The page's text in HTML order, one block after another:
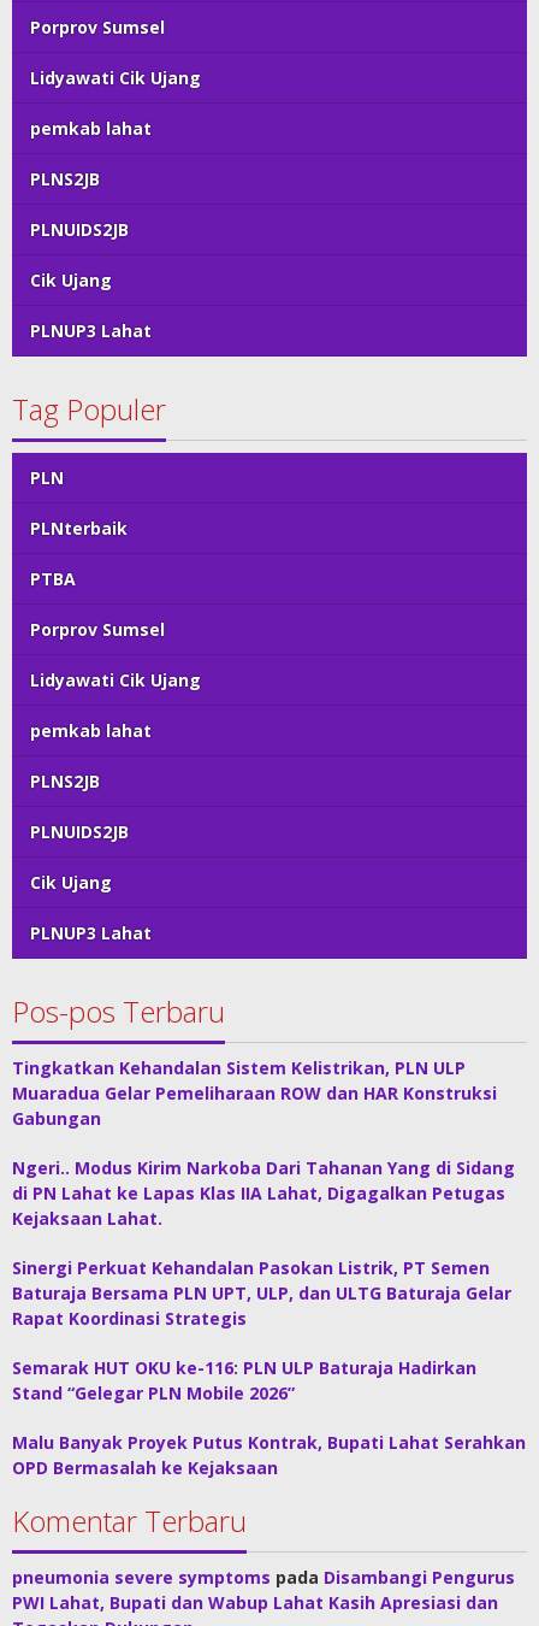
Porprov Sumsel
Lidyawati Cik Ujang
pemkab lahat
PLNS2JB
PLNUIDS2JB
Cik Ujang
PLNUP3 Lahat
Tag Populer
PLN
PLNterbaik
PTBA
Porprov Sumsel
Lidyawati Cik Ujang
pemkab lahat
PLNS2JB
PLNUIDS2JB
Cik Ujang
PLNUP3 Lahat
Pos-pos Terbaru
Tingkatkan Kehandalan Sistem Kelistrikan, PLN ULP
Muaradua Gelar Pemeliharaan ROW dan HAR Konstruksi
Gabungan
Ngeri.. Modus Kirim Narkoba Dari Tahanan Yang di Sidang
di PN Lahat ke Lapas Klas IIA Lahat, Digagalkan Petugas
Kejaksaan Lahat.
Sinergi Perkuat Kehandalan Pasokan Listrik, PT Semen
Baturaja Bersama PLN UPT, ULP, dan ULTG Baturaja Gelar
Rapat Koordinasi Strategis
Semarak HUT OKU ke-116: PLN ULP Baturaja Hadirkan
Stand “Gelegar PLN Mobile 2026”
Malu Banyak Proyek Putus Kontrak, Bupati Lahat Serahkan
OPD Bermasalah ke Kejaksaan
Komentar Terbaru
pneumonia severe symptoms pada Disambangi Pengurus
PWI Lahat, Bupati dan Wabup Lahat Kasih Apresiasi dan